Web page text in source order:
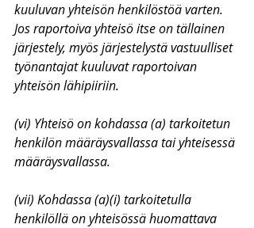
kuuluvan yhteisön henkilöstöä varten.
Jos raportoiva yhteisö itse on tällainen
järjestely, myös järjestelystä vastuulliset
työnantajat kuuluvat raportoivan
yhteisön lähipiiriin.
(vi) Yhteisö on kohdassa (a) tarkoitetun
henkilön määräysvallassa tai yhteisessä
määräysvallassa.
(vii) Kohdassa (a)(i) tarkoitetulla
henkilöllä on yhteisössä huomattava